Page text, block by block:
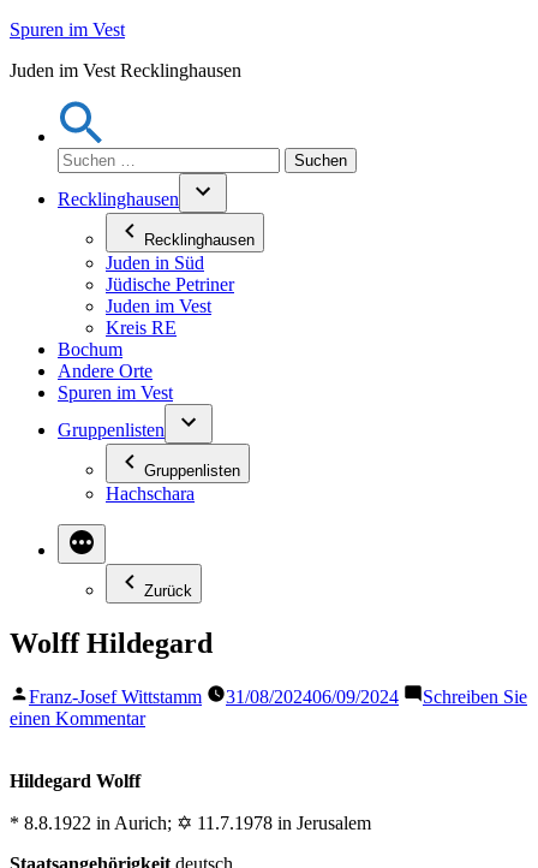
Zum
springen
Spuren im Vest
Juden im Vest Recklinghausen
Suchen
nach:
Recklinghausen
Recklinghausen
Juden in Süd
Jüdische Petriner
Juden im Vest
Kreis RE
Bochum
Andere Orte
Spuren im Vest
Gruppenlisten
Gruppenlisten
Hachschara
Zurück
Wolff Hildegard
Veröffentlicht
von
Franz-Josef Wittstamm 31/08/202406/09/2024
Schreiben Sie
einen Kommentarzu
Hildegard Wolff
* 8.8.1922 in Aurich; ✡ 11.7.1978 in Jerusalem
Staatsangehörigkeit deutsch